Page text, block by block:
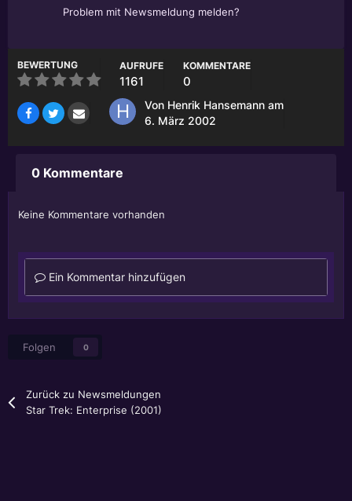
Problem mit Newsmeldung melden?
BEWERTUNG AUFRUFE
1161
KOMMENTARE
0
Von Henrik Hansemann am
6. März 2002
0 Kommentare
Keine Kommentare vorhanden
Ein Kommentar hinzufügen
Folgen 0
Zurück zu Newsmeldungen
Star Trek: Enterprise (2001)